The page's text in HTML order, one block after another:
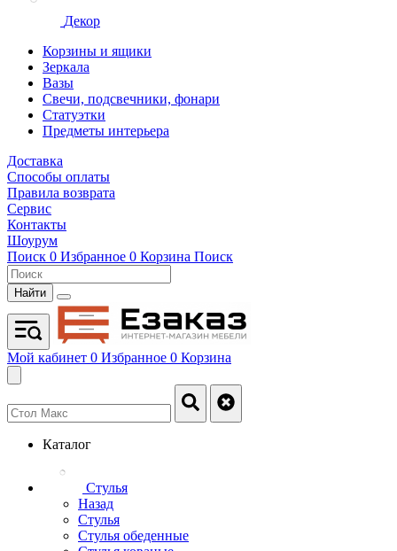
Декор
Корзины и ящики
Зеркала
Вазы
Свечи, подсвечники, фонари
Статуэтки
Предметы интерьера
Доставка
Способы оплаты
Правила возврата
Сервис
Контакты
Шоурум
Поиск 0 Избранное 0 Корзина Поиск
Найти
Мой кабинет 0 Избранное 0 Корзина
Каталог
Стулья
Назад
Стулья
Стулья обеденные